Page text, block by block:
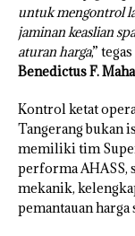
untuk mengontrol
jaminan keaslian
aturan harga,” tegas
Benedictus F.
Kontrol ketat
Tangerang bukan
memiliki tim
performa AHASS,
mekanik,
pemantauan harga